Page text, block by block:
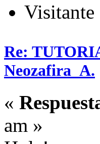
Visitante
Re:
Neozafira_A.
«
am »